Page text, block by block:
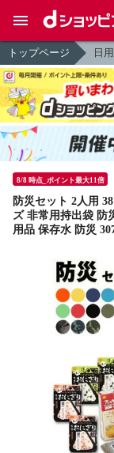
トップページ 日
8/8 時点_ポイント最大11倍
防災セット 2人用
ズ 非常用持出袋 防
用品 保存水 防災